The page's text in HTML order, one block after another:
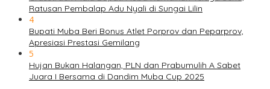
Ratusan Pembalap Adu Nyali di Sungai Lilin
4
Bupati Muba Beri Bonus Atlet Porprov dan Peparprov,
Apresiasi Prestasi Gemilang
5
Hujan Bukan Halangan, PLN dan Prabumulih A Sabet
Juara I Bersama di Dandim Muba Cup 2025